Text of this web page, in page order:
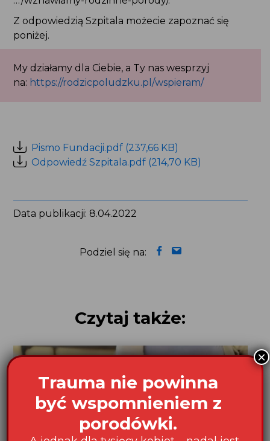
poniżej.
na: https://rodzicpoludzku.pl/wspieram/
Odpowiedź Szpitala.pdf (214,70 KB)
Czytaj także: